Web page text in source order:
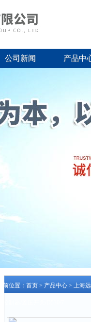
公司新闻 产品中
当前位置： 首页 > 产品中心 > 上海